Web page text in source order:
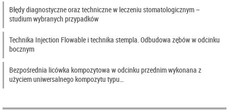
Błędy diagnostyczne oraz techniczne w leczeniu stomatologicznym –
studium wybranych przypadków
Technika Injection Flowable i technika stempla. Odbudowa zębów w odcinku
bocznym
Bezpośrednia licówka kompozytowa w odcinku przednim wykonana z
użyciem uniwersalnego kompozytu typu…